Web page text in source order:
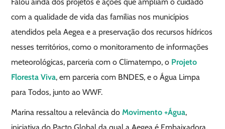
Falou ainda dos projetos e ações que ampliam o cuidado
com a qualidade de vida das famílias nos municípios
atendidos pela Aegea e a preservação dos recursos hídricos
nesses territórios, como o monitoramento de informações
meteorológicas, parceria com o Climatempo, o Projeto
Floresta Viva, em parceria com BNDES, e o Água Limpa
para Todos, junto ao WWF.
Marina ressaltou a relevância doMovimento +Água,